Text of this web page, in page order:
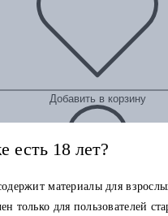
Добавить в корзину
есть 18 лет?
материалы для
только для пользователей